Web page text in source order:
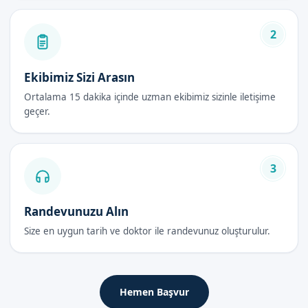
İşlem tamamlandıktan sonra, çocuk izlenir ve gerekli bakım
yapılır.
Plastibell Sünnet Avantajları
Plastibell Sünnet, birçok avantaja sahiptir. Bu avantajlar
şunlardır:
Hızlı iyileşme süresi
Güvenli ve steril bir ortam
Uzman doktor ve ekip tarafından gerçekleştirilir
Plastibell Sünnet fiyatları, çocukların yaşı ve diğer faktörlere
göre değişebilir. Randevu formumuzdan bize ulaşarak, güncel
2
Ekibimiz Sizi Arasın
Ortalama 15 dakika içinde uzman ekibimiz sizinle iletişime
geçer.
3
Randevunuzu Alın
Size en uygun tarih ve doktor ile randevunuz oluşturulur.
Hemen Başvur